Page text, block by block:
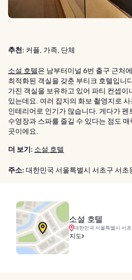
추천: 커플, 가족, 단체
소설 호텔은 남부터미널 6번 출구 근처
최적화된 객실을 갖춘 부티크 호텔입니
가진 객실을 보유하고 있어 파티 컨셉이
있는데요. 여러 잡지의 화보 촬영지로
인테리어로 인기가 많습니다. 게다가
수영장과 스파를 즐길 수 있다는 점도
곳이에요.
더 보기: 소설 호텔
주소: 대한민국 서울특별시 서초구 서초
소설 호텔
대한민국 서울특별시 서
지도